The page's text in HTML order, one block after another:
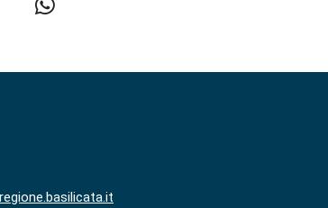
regione.basilicata.it